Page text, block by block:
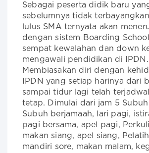
Sebagai peserta didik baru
sebelumnya tidak
lulus SMA ternyata akan
dengan sistem Boarding
sempat kewalahan dan down
mengawali pendidikan di IPDN.
Membiasakan diri dengan
IPDN yang setiap harinya dari
sampai tidur lagi telah
tetap. Dimulai dari jam 5
Subuh berjamaah, lari pagi,
pagi bersama, apel pagi,
makan siang, apel siang,
mandiri sore, makan malam,